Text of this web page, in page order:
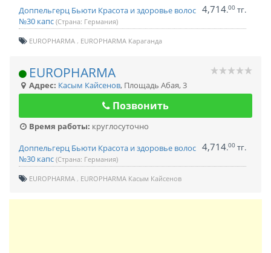
Доппельгерц Бьюти Красота и здоровье волос
№30 капс (Страна: Германия)
4,714.00 тг.
EUROPHARMA EUROPHARMA Караганда
EUROPHARMA
Адрес: Касым Кайсенов, Площадь Абая, 3
Позвонить
Время работы: круглосуточно
Доппельгерц Бьюти Красота и здоровье волос
№30 капс (Страна: Германия)
4,714.00 тг.
EUROPHARMA EUROPHARMA Касым Кайсенов